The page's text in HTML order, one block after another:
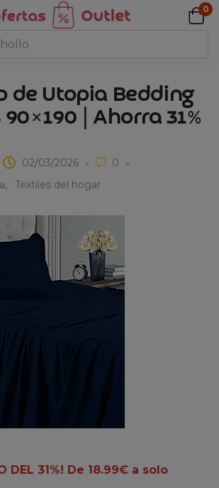
0
de Utopia Bedding
| Ahorra 31%
02/03/2026
0
Textiles del hogar
DEL 31%! De 18.99€ a solo